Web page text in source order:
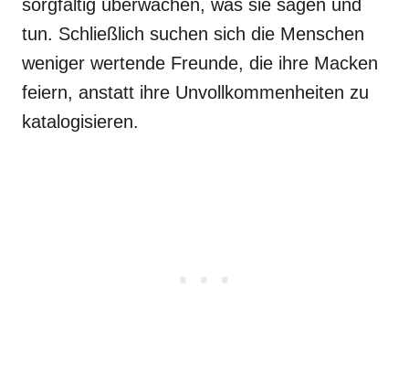
sorgfältig überwachen, was sie sagen und
tun. Schließlich suchen sich die Menschen
weniger wertende Freunde, die ihre Macken
feiern, anstatt ihre Unvollkommenheiten zu
katalogisieren.